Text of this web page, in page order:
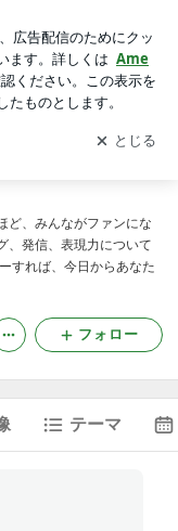
。3ヶ月3000万売
を受け取りまし
開く
ど、みんながファンにな
、発信、表現力について
すれば、今日からあなた
フォロー
テーマ